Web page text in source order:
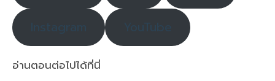
Instagram YouTube
อ่านตอนต่อไปได้ที่นี่